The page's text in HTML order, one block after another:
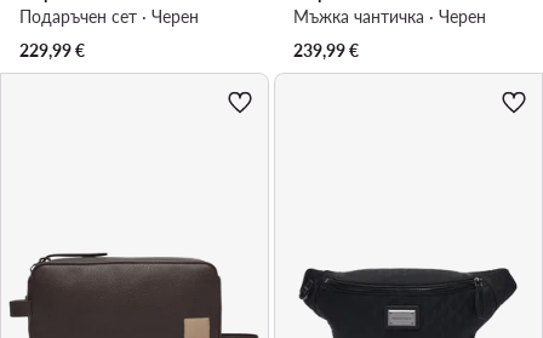
Подаръчен сет · Черен
229,99€
Мъжка чантичка · Черен
239,99€